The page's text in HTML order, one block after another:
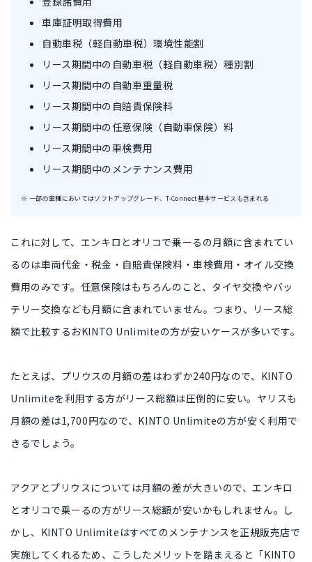
車庫証明取得費用
自動車税（軽自動車税）環境性能割
リース期間中の自動車税（軽自動車税）種別割
リース期間中の自動車重量税
リース期間中の自賠責保険料
リース期間中の任意保険（自動車保険）料
リース期間中の車検費用
リース期間中のメンテナンス費用
※ 一部の車種においてはソフトアップグレード、T-Connect基本サービスも含まれる
これに対して、エンキロとオリコで乗ーるの月額に含まれてい
るのは車両代金・税金・自賠責保険料・車検費用・オイル交換
費用のみです。任意保険はもちろんのこと、タイヤ交換やバッ
テリー交換なども月額に含まれていません。つまり、
リース総
額で比較するおKINTO Unlimiteの方が安いケースが多いです。
たとえば、プリウスの月額の差はわずか240円なので、KINTO
Unlimiteを利用する方がリース総額は圧倒的に安い。ヤリスも
月額の差は1,700円なので、KINTO Unlimiteの方が安く利用で
きるでしょう。
アクアとプリウスについては月額の差が大きいので、エンキロ
とオリコで乗ーるの方がリース総額が安いかもしれません。し
かし、KINTO Unlimiteはすべてのメンテナンスを正規販売店で
実施してくれる ため、こうしたメリットを踏まえると 「KINTO